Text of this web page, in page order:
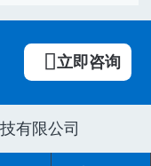
立即咨询
技有限公司